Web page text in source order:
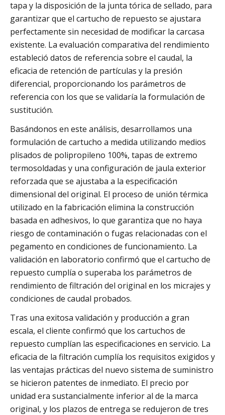
tapa y la disposición de la junta tórica de sellado, para
garantizar que el cartucho de repuesto se ajustara
perfectamente sin necesidad de modificar la carcasa
existente. La evaluación comparativa del rendimiento
estableció datos de referencia sobre el caudal, la
eficacia de retención de partículas y la presión
diferencial, proporcionando los parámetros de
referencia con los que se validaría la formulación de
sustitución.
Basándonos en este análisis, desarrollamos una
formulación de cartucho a medida utilizando medios
plisados de polipropileno 100%, tapas de extremo
termosoldadas y una configuración de jaula exterior
reforzada que se ajustaba a la especificación
dimensional del original. El proceso de unión térmica
utilizado en la fabricación elimina la construcción
basada en adhesivos, lo que garantiza que no haya
riesgo de contaminación o fugas relacionadas con el
pegamento en condiciones de funcionamiento. La
validación en laboratorio confirmó que el cartucho de
repuesto cumplía o superaba los parámetros de
rendimiento de filtración del original en los micrajes y
condiciones de caudal probados.
Tras una exitosa validación y producción a gran
escala, el cliente confirmó que los cartuchos de
repuesto cumplían las especificaciones en servicio. La
eficacia de la filtración cumplía los requisitos exigidos y
las ventajas prácticas del nuevo sistema de suministro
se hicieron patentes de inmediato. El precio por
unidad era sustancialmente inferior al de la marca
original, y los plazos de entrega se redujeron de tres